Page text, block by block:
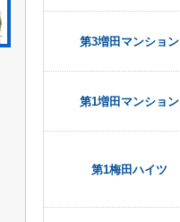
第3増田マンション
第1増田マンション
第1梅田ハイツ